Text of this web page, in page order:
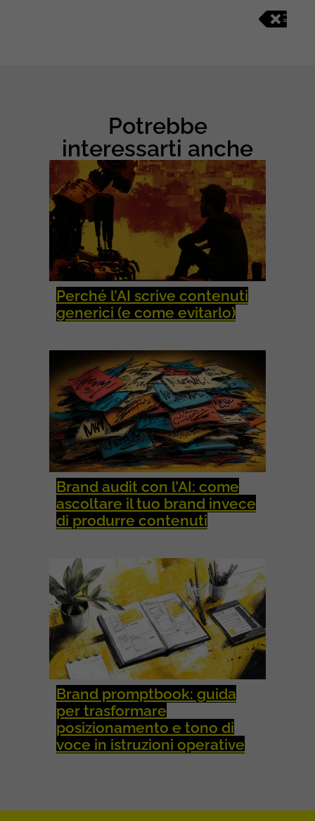
C
O
Potrebbe
interessarti anche
Perché l’AI scrive contenuti
generici (e come evitarlo)
Brand audit con l’AI: come
ascoltare il tuo brand invece
di produrre contenuti
Brand promptbook: guida
per trasformare
posizionamento e tono di
voce in istruzioni operative